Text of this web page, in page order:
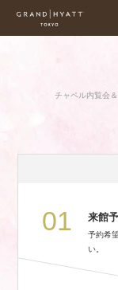
チャペル内覧会
01 来館
予約希
い。